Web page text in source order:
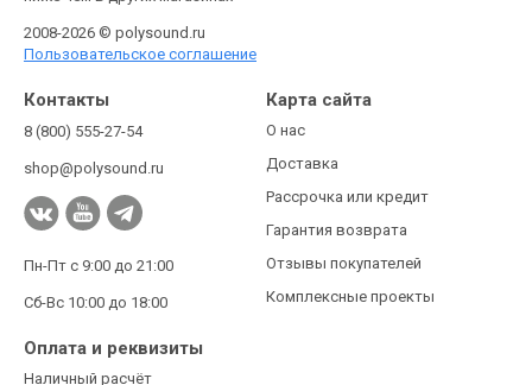
2008-2026 © polysound.ru
Пользовательское соглашение
Контакты
8 (800) 555-27-54
shop@polysound.ru
Пн-Пт с 9:00 до 21:00
Сб-Вс 10:00 до 18:00
Карта сайта
О нас
Доставка
Рассрочка или кредит
Гарантия возврата
Отзывы покупателей
Комплексные проекты
Оплата и реквизиты
Наличный расчёт